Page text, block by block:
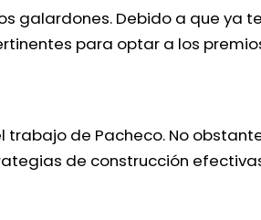
galardones. Debido a que ya
para optar a los
de Pacheco. No
de construcción